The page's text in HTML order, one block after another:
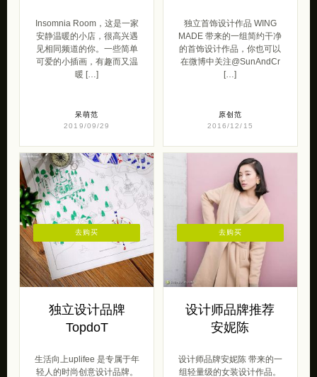
Insomnia Room，这是一家
安静温暖的小店，很高兴遇
见相同频道的你。一些简单
可爱的小插画，有趣而又温
暖 […]
呆萌范
2019/09/29
独立首饰设计作品 WING
MADE 带来的一组简约干净
的首饰设计作品，你也可以
在微博中关注@SunAndCr
[…]
原创范
2016/12/15
独立设计品牌
TopdoT
生活向上uplifee 是专属于年
轻人的时尚创意设计品牌。
去购买
设计师品牌推荐
安妮陈
设计师品牌安妮陈 带来的一
组轻量级的女装设计作品。
去购买